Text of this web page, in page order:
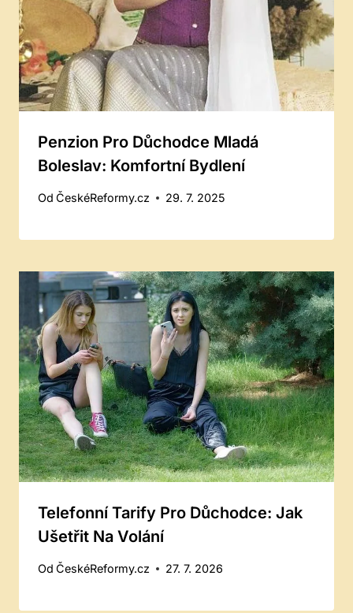
Penzion Pro Důchodce Mladá
Boleslav: Komfortní Bydlení
Od ČeskéReformy.cz 29. 7. 2025
Telefonní Tarify Pro Důchodce: Jak
Ušetřit Na Volání
Od ČeskéReformy.cz 27. 7. 2026